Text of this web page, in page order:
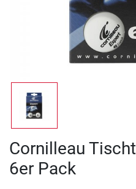
Cornilleau
6er Pack